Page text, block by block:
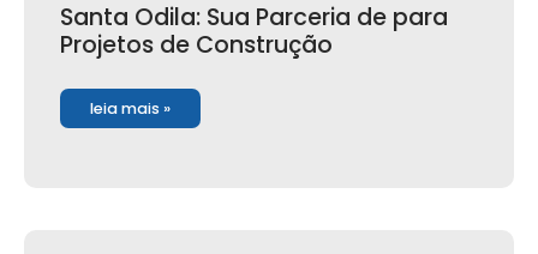
Santa Odila: Sua Parceria de para
Projetos de Construção
leia mais »